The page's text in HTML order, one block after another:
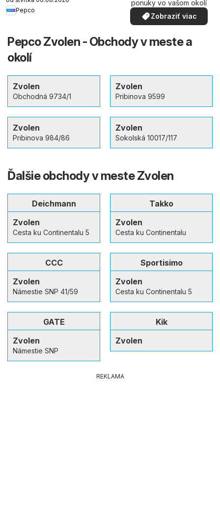
Pepco
ponuky vo vašom okolí
Zobraziť viac
Pepco Zvolen - Obchody v meste a
okolí
Zvolen
Obchodná 9734/1
Zvolen
Pribinova 9599
Zvolen
Pribinova 984/86
Zvolen
Sokolská 10017/117
Ďalšie obchody v meste Zvolen
Deichmann
Zvolen
Cesta ku Continentalu 5
Takko
Zvolen
Cesta ku Continentalu
CCC
Zvolen
Námestie SNP 41/59
Sportisimo
Zvolen
Cesta ku Continentalu 5
GATE
Zvolen
Námestie SNP
Kik
Zvolen
REKLAMA